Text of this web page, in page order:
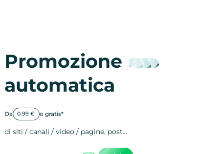
Promozione
automatica
Da 0.99 € o gratis*
di siti / canali / video / pagine, post…